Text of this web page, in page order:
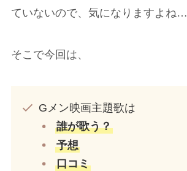
ていないので、気になりますよね…
そこで今回は、
Gメン映画主題歌は
誰が歌う？
予想
口コミ